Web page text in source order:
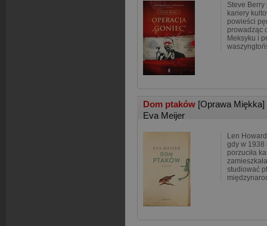
Steve
kariery
powieści
prowadząc
Meksyku i
Dom ptaków [Oprawa Miękka]
Eva Meijer
Len
gdy w 1938
porzuciła
studiować